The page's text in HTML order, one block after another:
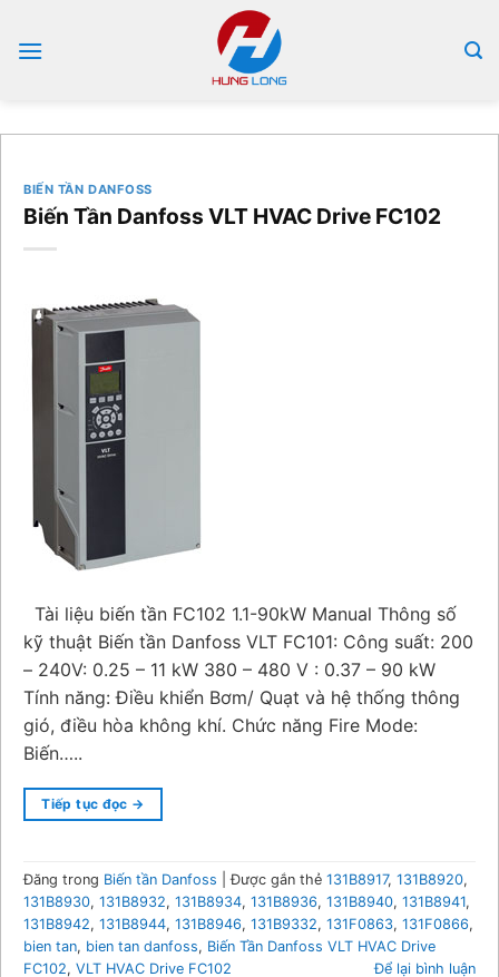
qua
BIẾN TẦN DANFOSS
Biến Tần Danfoss VLT HVAC Drive FC102
Tài liệu biến tần FC102 1.1-90kW Manual Thông số
kỹ thuật Biến tần Danfoss VLT FC101: Công suất: 200
– 240V: 0.25 – 11 kW 380 – 480 V : 0.37 – 90 kW
Tính năng: Điều khiển Bơm/ Quạt và hệ thống thông
gió, điều hòa không khí. Chức năng Fire Mode:
Biến…..
Tiếp tục đọc →
Đăng trong Biến tần Danfoss |Được gắn thẻ 131B8917, 131B8920,
131B8930, 131B8932, 131B8934, 131B8936, 131B8940, 131B8941,
131B8942, 131B8944, 131B8946, 131B9332, 131F0863, 131F0866,
bien tan, bien tan danfoss, Biến Tần Danfoss VLT HVAC Drive
FC102, VLT HVAC Drive FC102 Để lại bình luận